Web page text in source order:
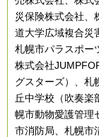
災保険株式会社、
道大学広域複合災
札幌市パラスポー
株式会社
グスターズ）、札
丘中学校（吹奏楽
幌市動物愛護管理
市消防局、札幌市